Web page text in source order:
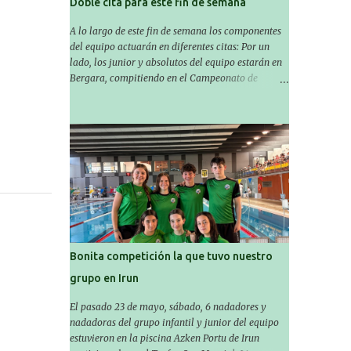
A lo largo de este fin de semana los componentes
del equipo actuarán en diferentes citas: Por un
lado, los junior y absolutos del equipo estarán en
Bergara, compitiendo en el Campeonato de
celebrará en dos jornadas: el sábado tendrá
sesiones de mañana y tarde y el domingo sólo de
mañana. Las sesiones de mañana comenzarán a
las 10:00 y las del sábado por la tarde a las 16:30.
Por otro lado, otro grupo pequeño actuará en el
polideportivo Antzizar de Beasain en el XXIIIº
memorial Leire Contreras , en una mañana
popular festiva organizada por el club Igartza. Las
pruebas empezarán a las 10:30, a las 11:30 habrá
pruebas populares australianas y después habrá
un almuerzo para todos y todas las participantes.
competiciones la encontraréis en nuestra web, en
el siguiente enlace:
https://www.es.buruntzaldeaikt.eus/competici%C3
Bonita competición la que tuvo nuestro
grupo en Irun
El pasado 23 de mayo, sábado, 6 nadadores y
nadadoras del grupo infantil y junior del equipo
estuvieron en la piscina Azken Portu de Irun